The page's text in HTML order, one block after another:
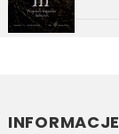
INFORMACJE